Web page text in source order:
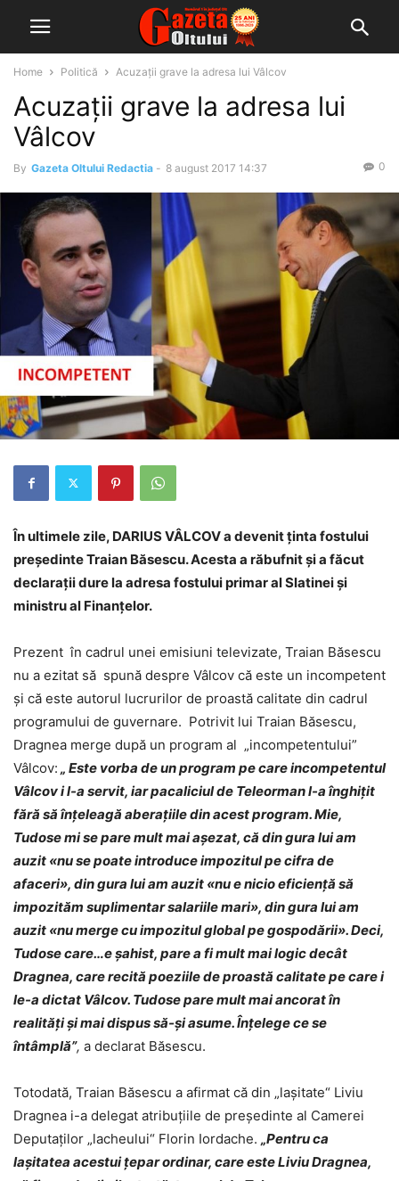
Home Politică Acuzații grave la adresa lui Vâlcov
Acuzații grave la adresa lui
Vâlcov
By Gazeta Oltului Redactia - 8 august 2017 14:37 0
În ultimele zile, DARIUS VÂLCOV a devenit ținta fostului
președinte Traian Băsescu. Acesta a răbufnit și a făcut
declarații dure la adresa fostului primar al Slatinei și
ministru al Finanțelor.
Prezent în cadrul unei emisiuni televizate, Traian Băsescu
nu a ezitat să spună despre Vâlcov că este un incompetent
și că este autorul lucrurilor de proastă calitate din cadrul
programului de guvernare. Potrivit lui Traian Băsescu,
Dragnea merge după un program al „incompetentului”
Vâlcov: „ Este vorba de un program pe care incompetentul
Vâlcov i l-a servit, iar pacaliciul de Teleorman l-a înghițit
fără să înțeleagă aberațiile din acest program. Mie,
Tudose mi se pare mult mai așezat, că din gura lui am
auzit «nu se poate introduce impozitul pe cifra de
afaceri», din gura lui am auzit «nu e nicio eficiență să
impozităm suplimentar salariile mari», din gura lui am
auzit «nu merge cu impozitul global pe gospodării». Deci,
Tudose care…e șahist, pare a fi mult mai logic decât
Dragnea, care recită poeziile de proastă calitate pe care i
le-a dictat Vâlcov. Tudose pare mult mai ancorat în
realități și mai dispus să-și asume. Înțelege ce se
întâmplă”, a declarat Băsescu.
Totodată, Traian Băsescu a afirmat că din „laşitate“ Liviu
Dragnea i-a delegat atribuţiile de preşedinte al Camerei
Deputaţilor „lacheului“ Florin Iordache. „Pentru ca
laşitatea acestui ţepar ordinar, care este Liviu Dragnea,